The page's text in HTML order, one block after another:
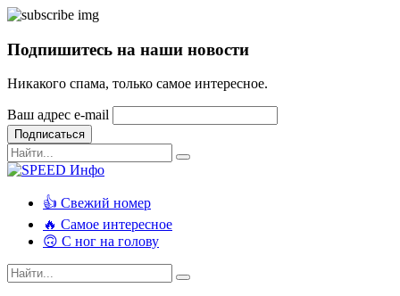
Подпишитесь на наши новости
Никакого спама, только самое интересное.
Ваш адрес e-mail
Подписаться
👍 Свежий номер
🔥 Самое интересное
🙃 С ног на голову